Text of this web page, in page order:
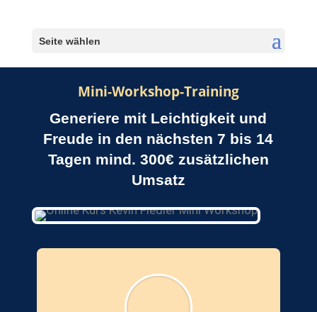
Seite wählen
Mini-Workshop-Training
Generiere mit Leichtigkeit und
Freude in den nächsten 7 bis 14
Tagen mind. 300€ zusätzlichen
Umsatz